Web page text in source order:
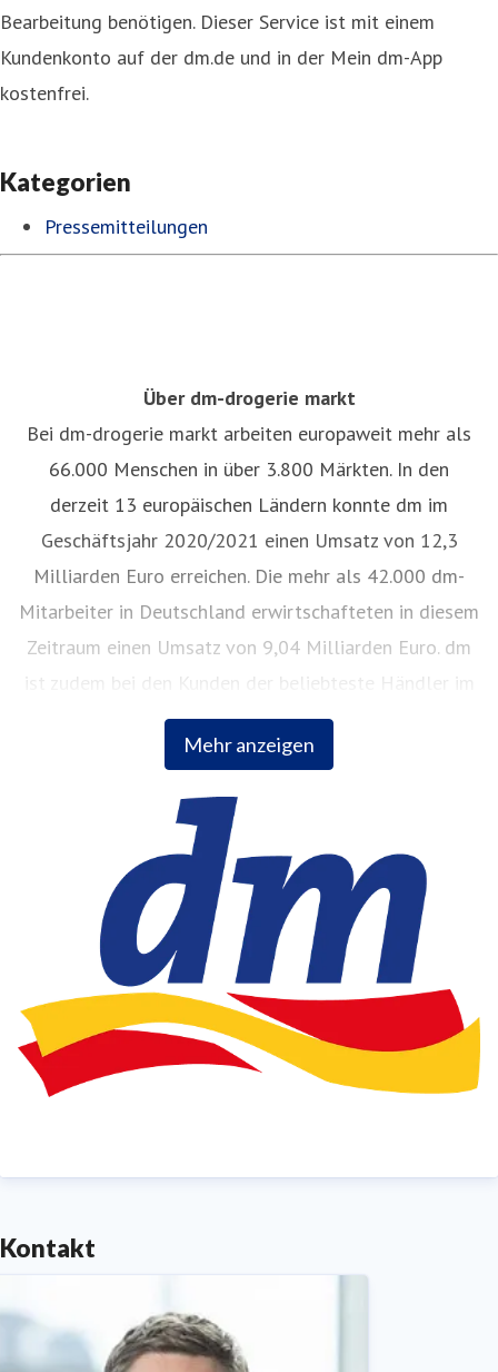
Bearbeitung benötigen. Dieser Service ist mit einem
Kundenkonto auf der dm.de und in der Mein dm-App
kostenfrei.
Kategorien
Pressemitteilungen
Über dm-drogerie markt
Bei dm-drogerie markt arbeiten europaweit mehr als
66.000 Menschen in über 3.800 Märkten. In den
derzeit 13 europäischen Ländern konnte dm im
Geschäftsjahr 2020/2021 einen Umsatz von 12,3
Milliarden Euro erreichen. Die mehr als 42.000 dm-
Mitarbeiter in Deutschland erwirtschafteten in diesem
Zeitraum einen Umsatz von 9,04 Milliarden Euro. dm
ist zudem bei den Kunden der beliebteste Händler im
Lebensmitteleinzelhandel, so das Ergebnis der
Verbraucherbefragung „Kundenmonitor Deutschland
des Unternehmens zu verbessern und seiner
Verantwortung für nachhaltige Entwicklung gerecht
zu werden. Einen Einblick in die vielfältigen
Nachhaltigkeitsaktivitäten in den unterschiedlichen
Bereichen erhalten Sie in unserem „Bericht zur
Zukunftsfähigkeit“dm.de/nachhaltigkeitsbericht .
Mehr anzeigen
Kontakt